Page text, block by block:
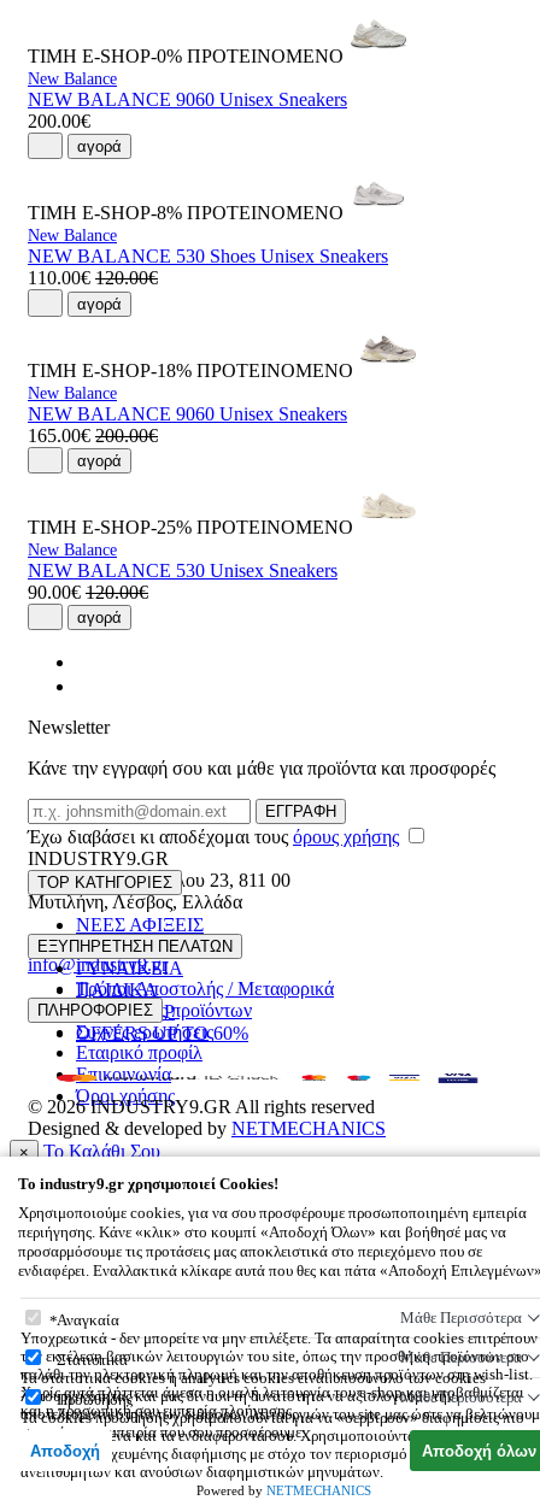
ΤΙΜΗ E-SHOP-0% ΠΡΟΤΕΙΝΟΜΕΝΟ
New Balance
NEW BALANCE 9060 Unisex Sneakers
200.00€
αγορά
ΤΙΜΗ E-SHOP-8% ΠΡΟΤΕΙΝΟΜΕΝΟ
New Balance
NEW BALANCE 530 Shoes Unisex Sneakers
110.00€ 120.00€
αγορά
ΤΙΜΗ E-SHOP-18% ΠΡΟΤΕΙΝΟΜΕΝΟ
New Balance
NEW BALANCE 9060 Unisex Sneakers
165.00€ 200.00€
αγορά
ΤΙΜΗ E-SHOP-25% ΠΡΟΤΕΙΝΟΜΕΝΟ
New Balance
NEW BALANCE 530 Unisex Sneakers
90.00€ 120.00€
αγορά
Newsletter
Κάνε την εγγραφή σου και μάθε για προϊόντα και προσφορές
Email
ΕΓΓΡΑΦΗ
Έχω διαβάσει κι αποδέχομαι τους όρους χρήσης
INDUSTRY9.GR
Ελευθέριου Βενιζέλου 23, 811 00
Μυτιλήνη,Λέσβος,Ελλάδα
22510 55629
info@industry9.gr
TOP ΚΑΤΗΓΟΡΙΕΣ
ΝΕΕΣ ΑΦΙΞΕΙΣ
ΑΝΔΡΙΚΑ
ΓΥΝΑΙΚΕΙΑ
ΠΑΙΔΙΚΑ
ΑΞΕΣΟΥΑΡ
OFFERS UP TO 60%
ΕΞΥΠΗΡΕΤΗΣΗ ΠΕΛΑΤΩΝ
Τρόποι Αποστολής / Μεταφορικά
Επιστροφές προϊόντων
Συχνές ερωτήσεις
ΠΛΗΡΟΦΟΡΙΕΣ
Εταιρικό προφίλ
Επικοινωνία
Όροι χρήσης
© 2026INDUSTRY9.GR All rights reserved
Designed & developed by NETMECHANICS
× Το Καλάθι Σου
0
Βάλε κάτι στο καλάθι σου
To industry9.gr χρησιμοποιεί Cookies!
Χρησιμοποιούμε cookies, για να σου προσφέρουμε προσωποποιημένη εμπειρία
περιήγησης. Κάνε «κλικ» στο κουμπί «Αποδοχή Όλων» και βοήθησέ μας να
προσαρμόσουμε τις προτάσεις μας αποκλειστικά στο περιεχόμενο που σε
ενδιαφέρει. Εναλλακτικά κλίκαρε αυτά που θες και πάτα «Αποδοχή
To
Αναγκαία Μάθε Περισσότερα
Υποχρεωτικά - δεν μπορείτε να μην επιλέξετε. Τα απαραίτητα cookies επιτρέπουν
την εκτέλεση βασικών λειτουργιών του site, όπως την προσθήκη προϊόντων στο
καλάθι την ηλεκτρονική πληρωμή και την αποθήκευση προϊόντων στη wish-list.
Χωρίς αυτά πλήττεται άμεσα η ομαλή λειτουργία του e-shop και υποβαθμίζεται
και η προσωπική σου εμπειρία πλοήγησης.
Στατιστικά Μάθε Περισσότερα
Τα στατιστικά cookies ή analytics cookies είναι υποσύνολο των cookies
λειτουργικότητας και μας δίνουν τη δυνατότητα να αξιολογούμε την
αποτελεσματικότητα των διάφορων λειτουργιών του site μας ώστε να
συνεχώς την εμπειρία που σου προσφέρουμε.
Προώθησης Μάθε Περισσότερα
Τα cookies προώθησης χρησιμοποιούνται για να «σερβίρουν» διαφημίσεις πιο
σχετικές με εσένα και τα ενδιαφέροντά σου. Χρησιμοποιούνται επίσης για την
αποστολή στοχευμένης διαφήμισης με στόχο τον περιορισμό των μαζικών,
ανεπιθύμητων και ανούσιων διαφημιστικών μηνυμάτων.
Αποδοχή Αποδοχή όλων
Powered by NETMECHANICS